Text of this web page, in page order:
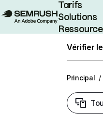
Tarifs
Solutions
Vérifier
Principal /